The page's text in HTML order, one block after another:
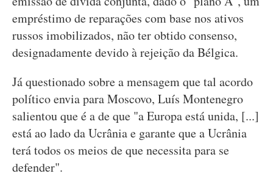
empréstimo de reparações com base nos ativos
russos imobilizados, não ter obtido consenso,
designadamente devido à rejeição da Bélgica.
Já questionado sobre a mensagem que tal acordo
político envia para Moscovo, Luís Montenegro
salientou que é a de que "a Europa está unida, [...]
está ao lado da Ucrânia e garante que a Ucrânia
terá todos os meios de que necessita para se
defender".